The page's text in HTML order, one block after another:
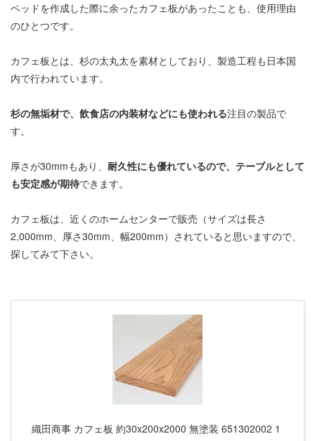
ベッドを作成した際に余ったカフェ板があったことも、使用理由
のひとつです。
カフェ板とは、杉の太丸太を素材としており、製造工程も日本国
内で行われています。
杉の無垢材で、飲食店の内装材などにも使われる注目の製品で
す。
厚さが30mmもあり、 耐久性にも優れているので、テーブルとして
も安定感が期待できます。
カフェ板は、近くのホームセンターで販売（サイズは長さ
2,000mm、厚さ30mm、幅200mm）されていると思いますので、
探してみて下さい。
織田商事 カフェ板 約30x200x2000 無塗装 651302002 1